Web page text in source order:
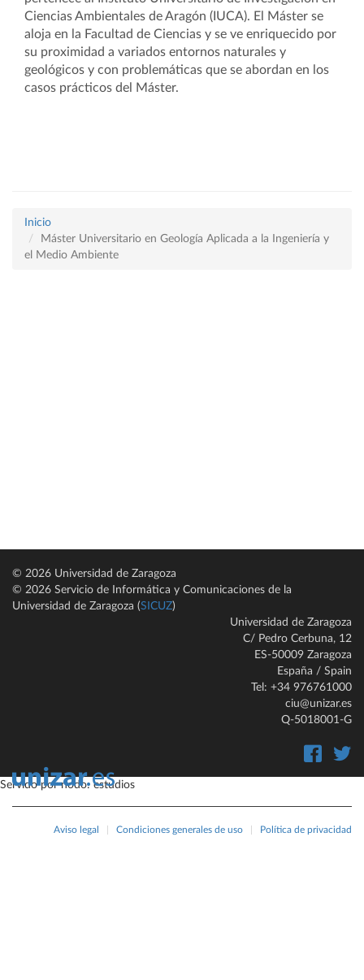
Ciencias Ambientales de Aragón (IUCA). El Máster se
aloja en la Facultad de Ciencias y se ve enriquecido por
su proximidad a variados entornos naturales y
geológicos y con problemáticas que se abordan en los
casos prácticos del Máster.
Inicio
Máster Universitario en Geología Aplicada a la Ingeniería y
el Medio Ambiente
© 2026 Universidad de Zaragoza
© 2026 Servicio de Informática y Comunicaciones de la
Universidad de Zaragoza (SICUZ)
Universidad de Zaragoza
C/ Pedro Cerbuna, 12
ES-50009 Zaragoza
España / Spain
Tel: +34 976761000
ciu@unizar.es
Q-5018001-G
Aviso legal Condiciones generales de uso Política de privacidad
Servido por nodo: estudios